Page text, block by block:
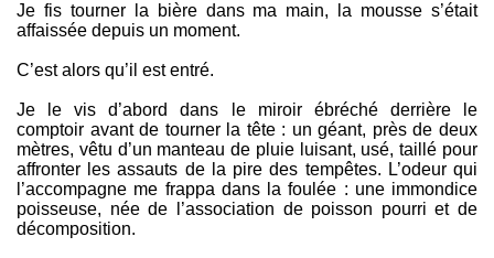
Je fis tourner la bière dans ma main, la mousse s’était
affaissée depuis un moment.
C’est alors qu’il est entré.
Je le vis d’abord dans le miroir ébréché derrière le
comptoir avant de tourner la tête : un géant, près de deux
mètres, vêtu d’un manteau de pluie luisant, usé, taillé pour
affronter les assauts de la pire des tempêtes. L’odeur qui
l’accompagne me frappa dans la foulée : une immondice
poisseuse, née de l’association de poisson pourri et de
décomposition.